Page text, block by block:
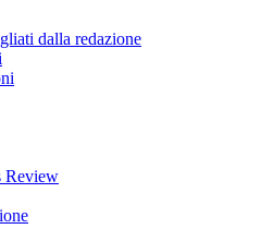
dalla redazione
Review